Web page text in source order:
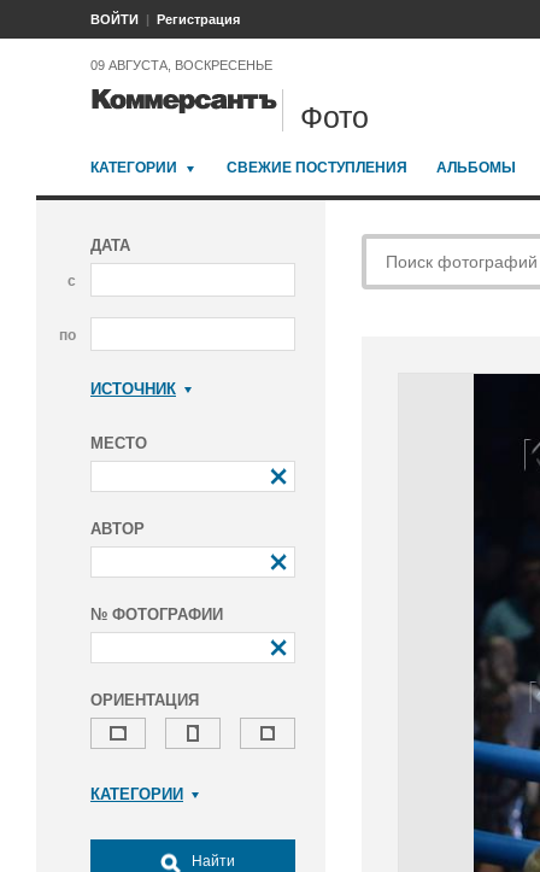
ВОЙТИ Регистрация
09 АВГУСТА, ВОСКРЕСЕНЬЕ
Фото
КАТЕГОРИИ СВЕЖИЕ ПОСТУПЛЕНИЯ АЛЬБОМЫ
ДАТА
с
по
ИСТОЧНИК
МЕСТО
АВТОР
№ ФОТОГРАФИИ
ОРИЕНТАЦИЯ
КАТЕГОРИИ
Досуг, туризм и отдых
Найти